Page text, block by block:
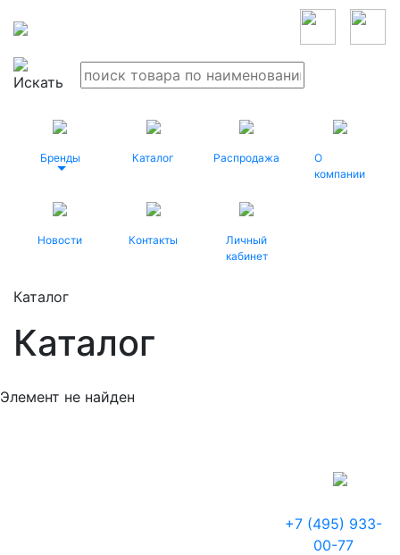
Бренды Каталог Распродажа
О
компании
Новости Контакты
Личный
кабинет
Каталог
Каталог
Элемент не найден
+7 (495) 933-
00-77